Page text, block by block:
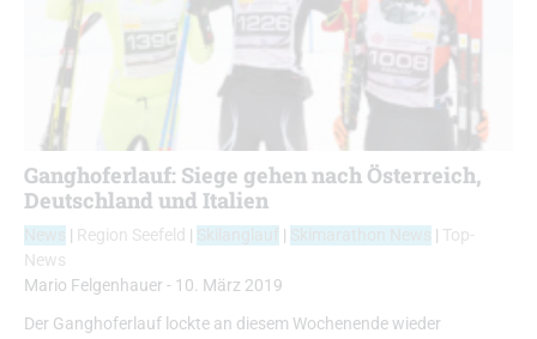
Ganghoferlauf: Siege gehen nach Österreich,
Deutschland und Italien
| Region Seefeld | | | Top-
News
Mario Felgenhauer - 10. März 2019
Der Ganghoferlauf lockte an diesem Wochenende wieder